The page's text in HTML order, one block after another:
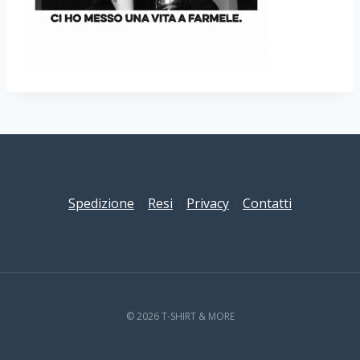
Spedizione Resi Privacy Contatti
© 2026 T-SHIRT & MORE